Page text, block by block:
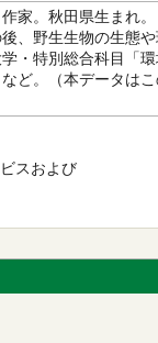
家。秋田県生まれ
、野生生物の生態
・特別総合科目「
ど。（本データは
スおよび